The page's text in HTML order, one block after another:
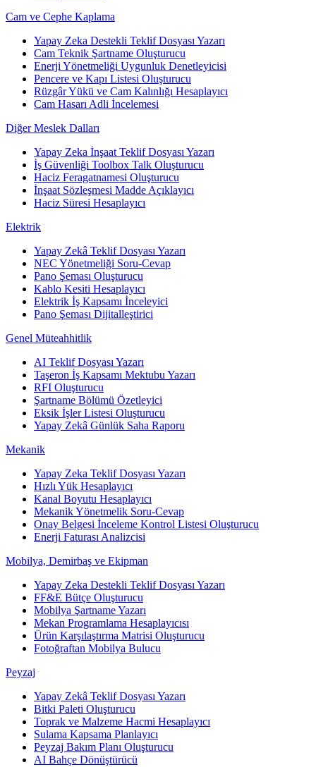
Cam ve Cephe Kaplama
Yapay Zeka Destekli Teklif Dosyası Yazarı
Cam Teknik Şartname Oluşturucu
Enerji Yönetmeliği Uygunluk Denetleyicisi
Pencere ve Kapı Listesi Oluşturucu
Rüzgâr Yükü ve Cam Kalınlığı Hesaplayıcı
Cam Hasarı Adli İncelemesi
Diğer Meslek Dalları
Yapay Zeka İnşaat Teklif Dosyası Yazarı
İş Güvenliği Toolbox Talk Oluşturucu
Haciz Feragatnamesi Oluşturucu
İnşaat Sözleşmesi Madde Açıklayıcı
Haciz Süresi Hesaplayıcı
Elektrik
Yapay Zekâ Teklif Dosyası Yazarı
NEC Yönetmeliği Soru-Cevap
Pano Şeması Oluşturucu
Kablo Kesiti Hesaplayıcı
Elektrik İş Kapsamı İnceleyici
Pano Şeması Dijitalleştirici
Genel Müteahhitlik
AI Teklif Dosyası Yazarı
Taşeron İş Kapsamı Mektubu Yazarı
RFI Oluşturucu
Şartname Bölümü Özetleyici
Eksik İşler Listesi Oluşturucu
Yapay Zekâ Günlük Saha Raporu
Mekanik
Yapay Zeka Teklif Dosyası Yazarı
Hızlı Yük Hesaplayıcı
Kanal Boyutu Hesaplayıcı
Mekanik Yönetmelik Soru-Cevap
Onay Belgesi İnceleme Kontrol Listesi Oluşturucu
Enerji Faturası Analizcisi
Mobilya, Demirbaş ve Ekipman
Yapay Zeka Destekli Teklif Dosyası Yazarı
FF&E Bütçe Oluşturucu
Mobilya Şartname Yazarı
Mekan Programlama Hesaplayıcısı
Ürün Karşılaştırma Matrisi Oluşturucu
Fotoğraftan Mobilya Bulucu
Peyzaj
Yapay Zekâ Teklif Dosyası Yazarı
Bitki Paleti Oluşturucu
Toprak ve Malzeme Hacmi Hesaplayıcı
Sulama Kapsama Planlayıcı
Peyzaj Bakım Planı Oluşturucu
AI Bahçe Dönüştürücü